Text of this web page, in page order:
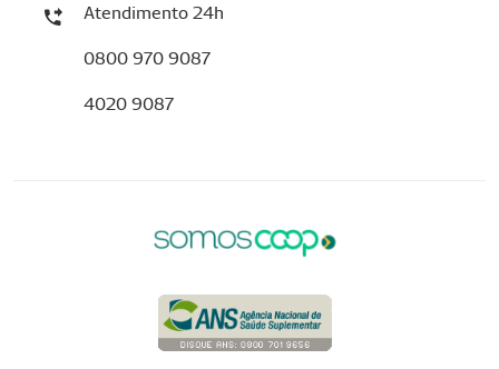
Atendimento 24h
0800 970 9087
4020 9087